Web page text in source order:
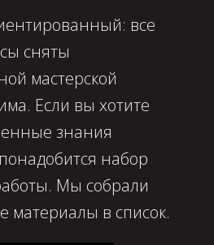
все
сняты
мастерской
Если вы хотите
знания
набор
Мы собрали
материалы в список.